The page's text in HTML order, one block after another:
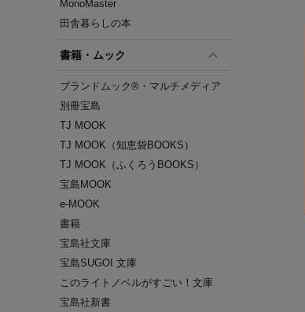
MonoMaster
田舎暮らしの本
書籍・ムック
ブランドムック®・マルチメディア
別冊宝島
TJ MOOK
TJ MOOK（知恵袋BOOKS）
TJ MOOK（ふくろうBOOKS）
宝島MOOK
e-MOOK
書籍
宝島社文庫
宝島SUGOI 文庫
このライトノベルがすごい！文庫
宝島社新書